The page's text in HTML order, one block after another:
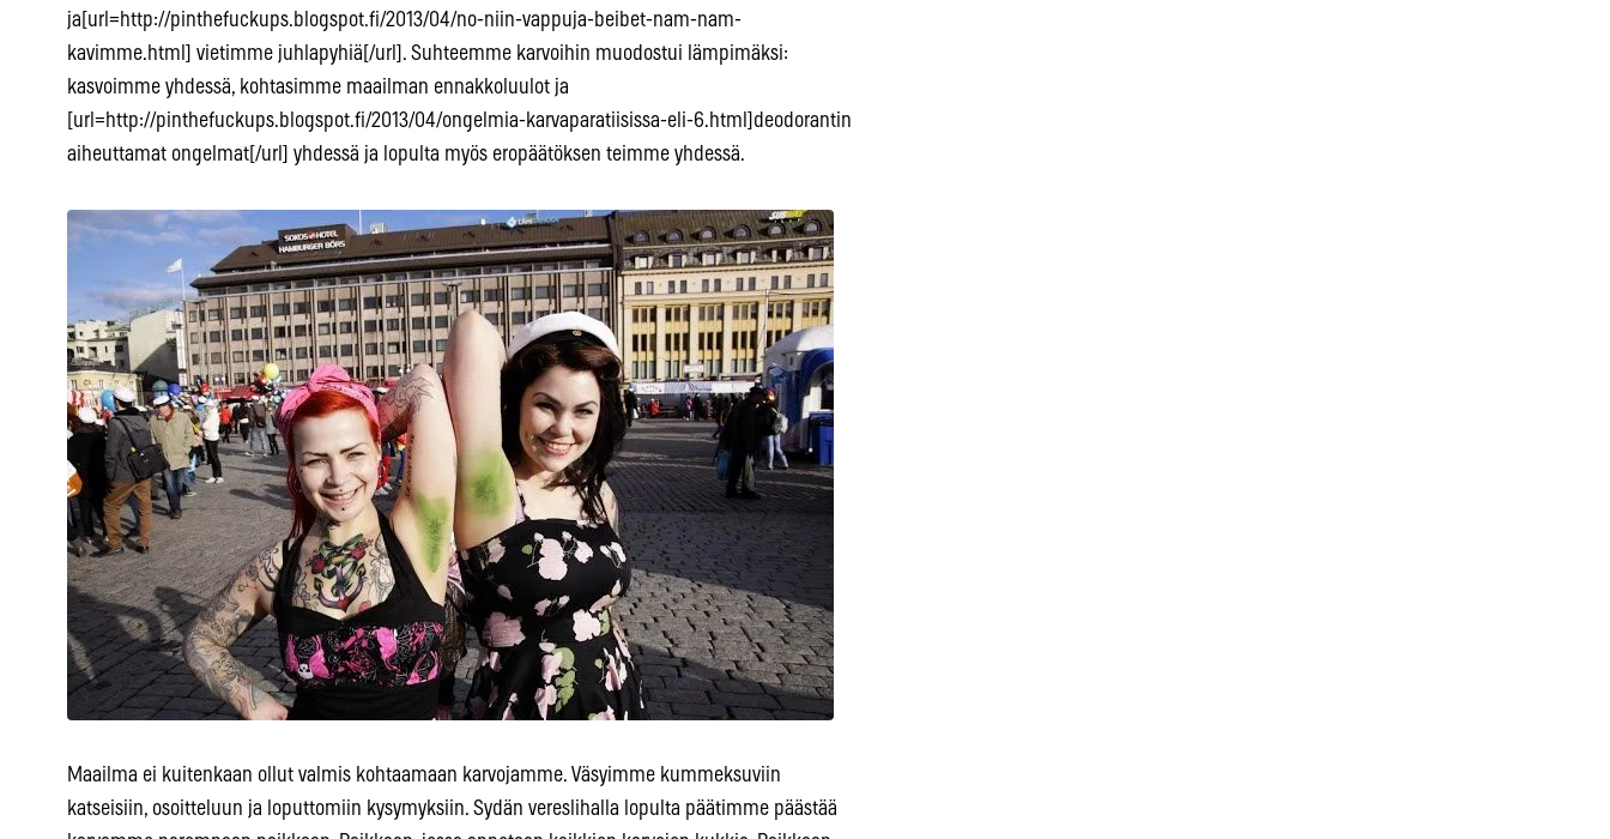
ja[url=http://pinthefuckups.blogspot.fi/2013/04/no-niin-vappuja-beibet-nam-nam-
kavimme.html] vietimme juhlapyhiä[/url]. Suhteemme karvoihin muodostui lämpimäksi:
kasvoimme yhdessä, kohtasimme maailman ennakkoluulot ja
[url=http://pinthefuckups.blogspot.fi/2013/04/ongelmia-karvaparatiisissa-eli-6.html]deodorantin
aiheuttamat ongelmat[/url] yhdessä ja lopulta myös eropäätöksen teimme yhdessä.
Maailma ei kuitenkaan ollut valmis kohtaamaan karvojamme. Väsyimme kummeksuviin
katseisiin, osoitteluun ja loputtomiin kysymyksiin. Sydän vereslihalla lopulta päätimme päästää